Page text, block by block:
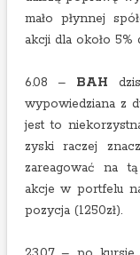
mało płynnej
akcji dla około 5%
6.08 – BAH
wypowiedziana z
jest to
zyski raczej
zareagować na
akcje w portfelu
pozycja (1250zł).